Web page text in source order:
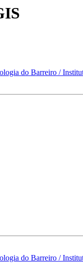
do Barreiro /
do Barreiro /